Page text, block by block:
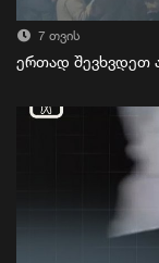
7 თვის
ერთად შევხვდეთ